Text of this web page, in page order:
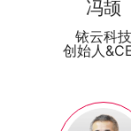
冯颉
铱云科技
创始人